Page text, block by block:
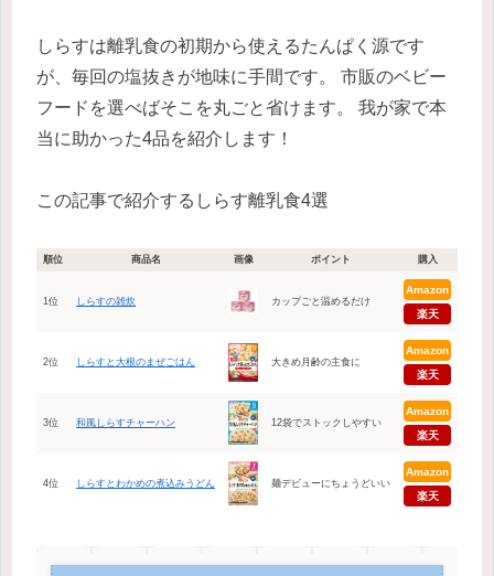
しらすは離乳食の初期から使えるたんぱく源です
が、毎回の塩抜きが地味に手間です。 市販のベビー
フードを選べばそこを丸ごと省けます。 我が家で本
当に助かった4品を紹介します！
この記事で紹介するしらす離乳食4選
順位 商品名 画像 ポイント 購入
1位 しらすの雑炊 カップごと温めるだけ
Amazon
楽天
2位 しらすと大根のまぜごはん 大きめ月齢の主食に
Amazon
楽天
3位 和風しらすチャーハン 12袋でストックしやすい
Amazon
楽天
4位 しらすとわかめの煮込みうどん 麺デビューにちょうどいい
Amazon
楽天